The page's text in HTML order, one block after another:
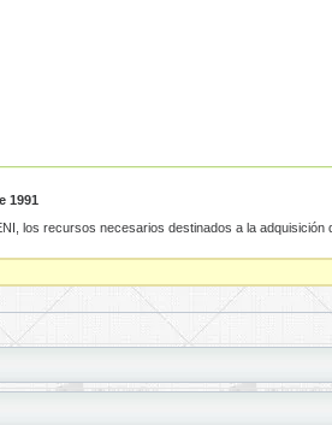
1991
los recursos necesarios destinados a la adquisición